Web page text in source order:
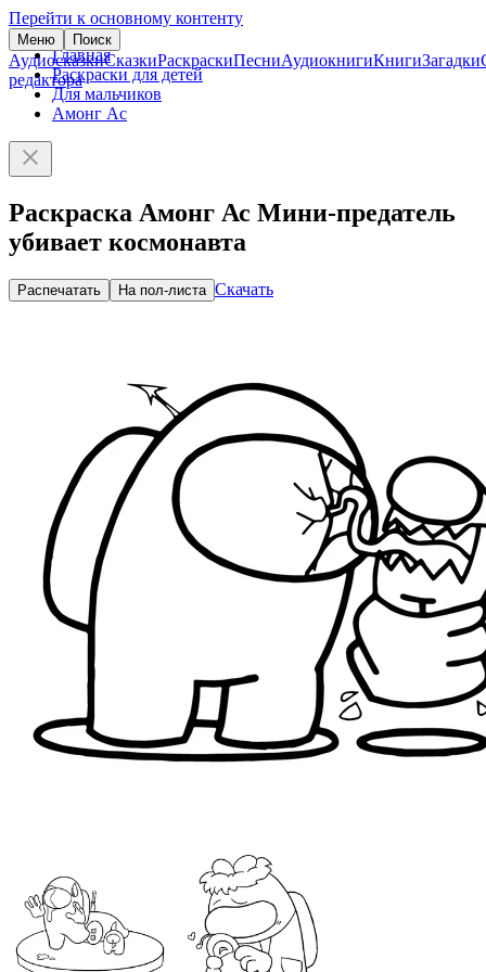
Перейти к основному контенту
Меню Поиск
АудиосказкиСказкиРаскраскиПесниАудиокнигиКнигиЗагадки
редактора
Главная
Раскраски для детей
Для мальчиков
Амонг Ас
Раскраска Амонг Ас Мини-предатель
убивает космонавта
Распечатать На пол-листа Скачать